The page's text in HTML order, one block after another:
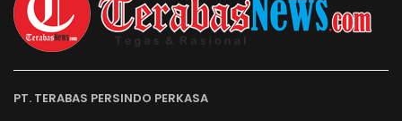
PT. TERABAS PERSINDO PERKASA